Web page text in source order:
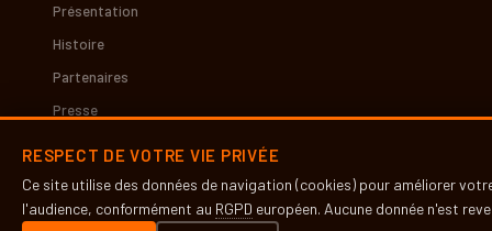
Présentation
Histoire
Partenaires
Presse
Contact
RESPECT DE VOTRE VIE PRIVÉE
Ce site utilise des données de navigation (cookies) pour améliorer
l'audience, conformément au RGPD européen. Aucune donnée n'est